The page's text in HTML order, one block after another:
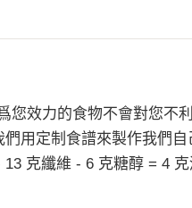
您效力的食物不會對您不
用定制食譜來製作我們
克纖維 - 6 克糖醇 = 4 克